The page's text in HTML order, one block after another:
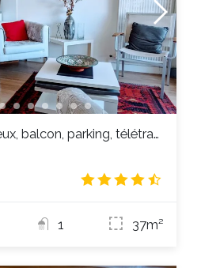
Charmant T2 lumineux, balcon, parking, télétravail
1 37m²